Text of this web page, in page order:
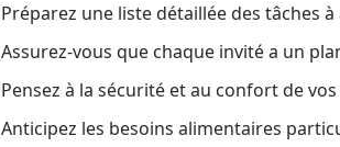
Préparez une liste détaillée des tâches à
Assurez-vous que chaque invité a un
Pensez à la sécurité et au confort de
Anticipez les besoins alimentaires